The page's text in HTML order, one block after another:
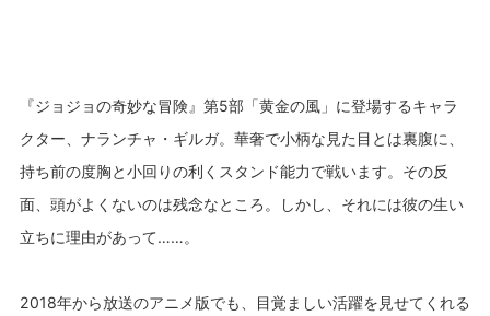
『ジョジョの奇妙な冒険』第5部「黄金の風」に登場するキャラ
クター、ナランチャ・ギルガ。華奢で小柄な見た目とは裏腹に、
持ち前の度胸と小回りの利くスタンド能力で戦います。その反
面、頭がよくないのは残念なところ。しかし、それには彼の生い
立ちに理由があって……。
2018年から放送のアニメ版でも、目覚ましい活躍を見せてくれる